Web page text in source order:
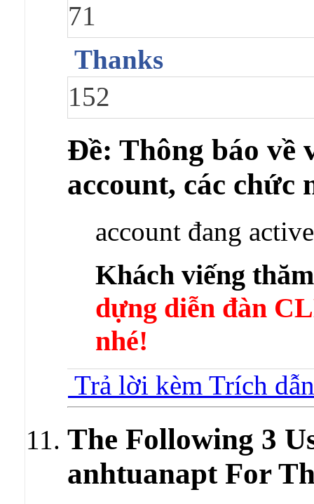
71
Thanks
152
Ðề: Thông báo về
account, các chức
account đang
Khách viếng
dựng diễn đàn
nhé!
Trả lời kèm Trích dẫn
The Following 3
anhtuanapt For